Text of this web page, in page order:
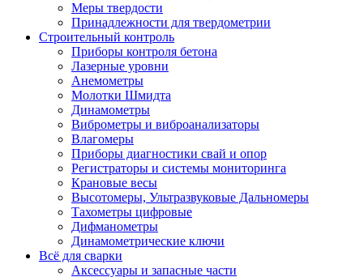
Меры твердости
Принадлежности для твердометрии
Строительный контроль
Приборы контроля бетона
Лазерные уровни
Анемометры
Молотки Шмидта
Динамометры
Виброметры и виброанализаторы
Влагомеры
Приборы диагностики свай и опор
Регистраторы и системы мониторинга
Крановые весы
Высотомеры, Ультразвуковые Дальномеры
Тахометры цифровые
Дифманометры
Динамометрические ключи
Всё для сварки
Аксессуары и запасные части